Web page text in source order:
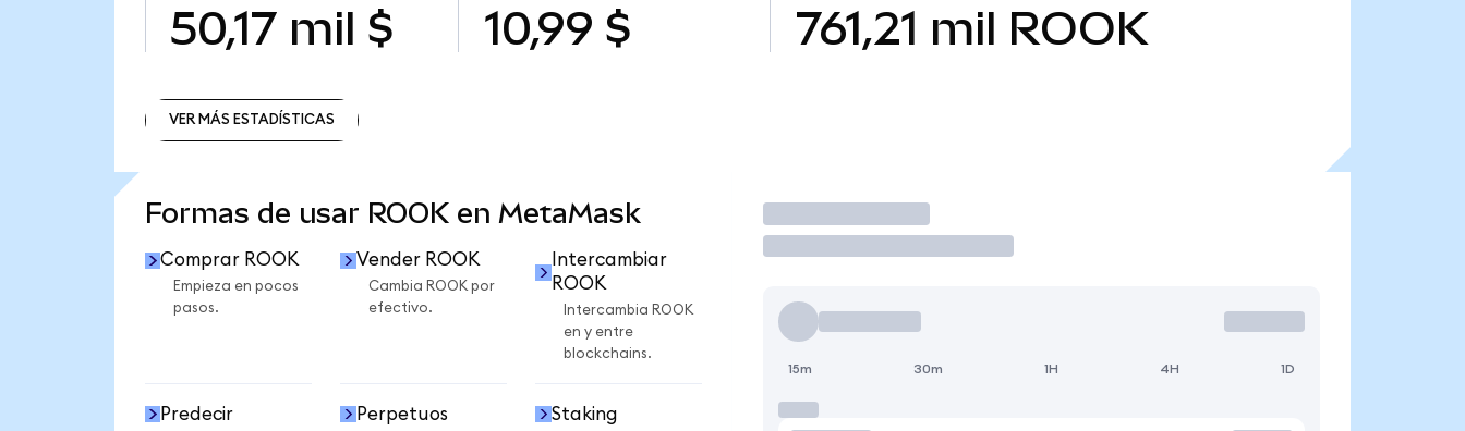
50,17 mil $ 10,99 $ 761,21 mil ROOK
VER MÁS ESTADÍSTICAS
Formas de usar ROOK en MetaMask
Comprar ROOK
Empieza en pocos
pasos.
Vender ROOK
Cambia ROOK por
efectivo.
Intercambiar
ROOK
Intercambia ROOK
en y entre
blockchains.
Predecir Perpetuos Staking
Operar
15m 30m 1H 4H 1D